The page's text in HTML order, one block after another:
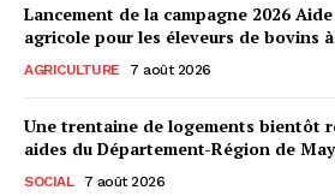
Lancement de la campagne 2026
agricole pour les éleveurs de bovins
AGRICULTURE 7 août 2026
Une trentaine de logements bientôt
aides du Département-Région de
SOCIAL 7 août 2026